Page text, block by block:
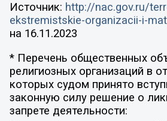
Источник: http://nac.gov.ru/
ekstremistskie-organizacii-i-
на 16.11.2023
* Перечень общественных
религиозных организаций в
которых судом принято
законную силу решение о
запрете деятельности: